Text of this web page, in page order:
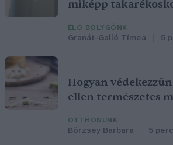
miképp
ÉLŐ BOLYGÓNK
Granát-Galló Tímea 5
Hogyan
ellen természetes
OTTHONUNK
Börzsey Barbara 5 perc